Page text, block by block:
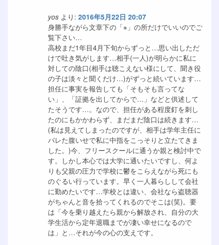
yos より: 2016年5月22日 20:07
身勝手ながら文章下の「※」の所だけでいいのでご
覧下さい…
高校まだ1年目4月下旬からずっと…思い出しただ
けで吐き気がします…相手(一人)が明らかに私に
対しての陰口(相手は聴こえない様にして、聞き役
の子は淡々と聞くだけ…)がずっと続いています…
担任に事実を報告しても「そもそも言ってな
い」、「証拠を出してからで…」などと供述して
たそうです…。なので、担任がある程度釘を刺し
たのにもかかわらず、まだまだ陰口は続きます…
(私は見えてしまったのですが、相手は学年主任に
バレた腹いせで私に中指をこっそりと立たてきま
した。)今、フリースクールに通うか親と検討中で
す。しかし本心では大学に通いたいですし、何よ
りも父親の圧力で学校に鬱をこらえながら死にも
のぐるい行っています。早く一人暮らしして会社
に勤めたいです…学校とは違い、会社なら盗聴器
がちゃんと音を拾ってくれるのでそこは(笑)。要
は「今を乗り越えたら親から解放され、自分の大
学生活から定年退職までが凄い幸せになるので
は」と…それが今の心の支えです。